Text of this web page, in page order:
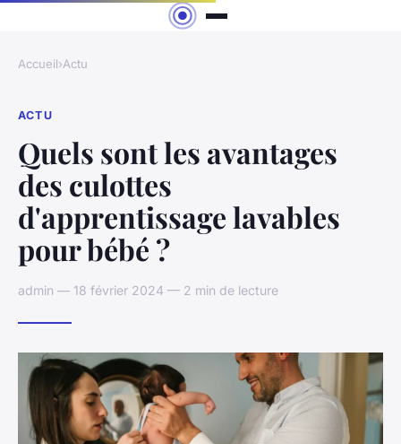
Accueil›Actu
ACTU
Quels sont les avantages
des culottes
d'apprentissage lavables
pour bébé ?
admin — 18 février 2024 — 2 min de lecture